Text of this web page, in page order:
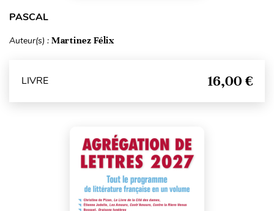
PASCAL
Auteur(s) : Martinez Félix
LIVRE 16,00 €